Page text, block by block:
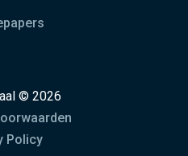
© 2026
Policy